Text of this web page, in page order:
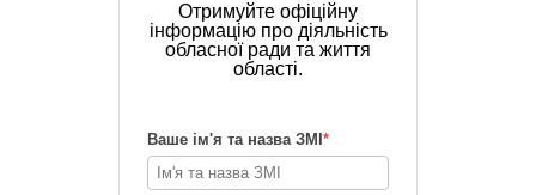
Отримуйте офіційну
інформацію про діяльність
обласної ради та життя
області.
Ваше ім'я та назва ЗМІ *